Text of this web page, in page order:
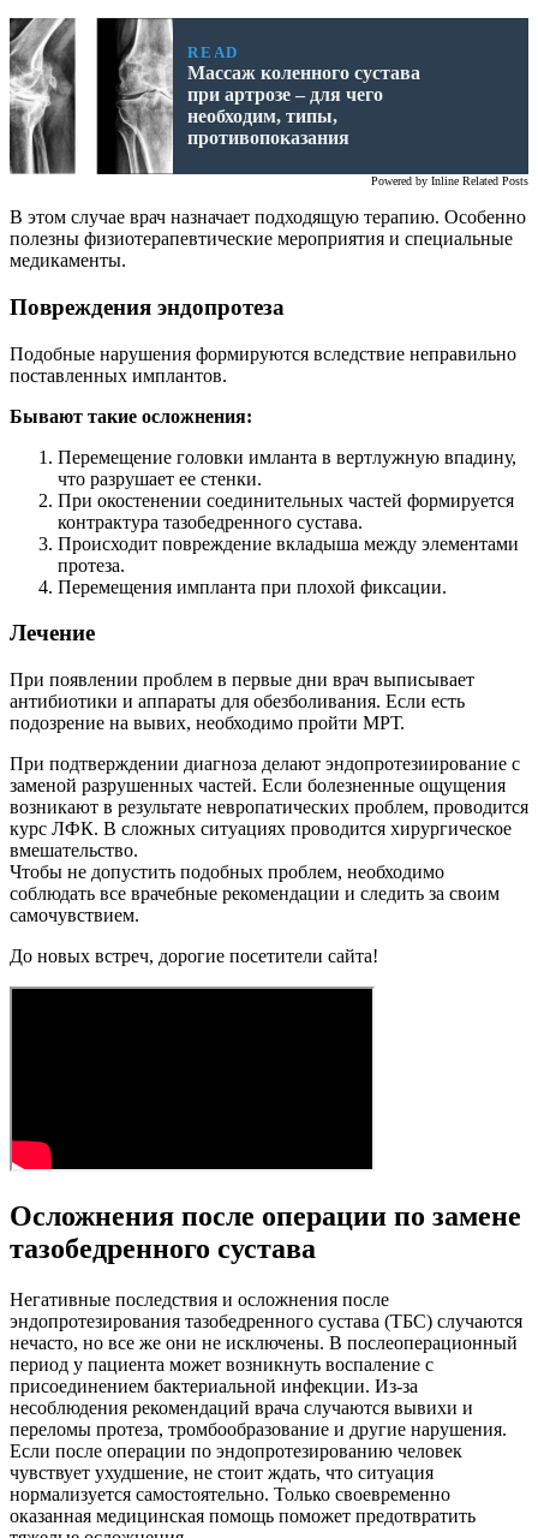
READ
Массаж коленного сустава
при артрозе – для чего
необходим, типы,
противопоказания
Powered by Inline Related Posts
В этом случае врач назначает подходящую терапию. Особенно
полезны физиотерапевтические мероприятия и специальные
медикаменты.
Повреждения эндопротеза
Подобные нарушения формируются вследствие неправильно
поставленных имплантов.
Бывают такие осложнения:
Перемещение головки имланта в вертлужную впадину,
что разрушает ее стенки.
При окостенении соединительных частей формируется
контрактура тазобедренного сустава.
Происходит повреждение вкладыша между элементами
протеза.
Перемещения импланта при плохой фиксации.
Лечение
При появлении проблем в первые дни врач выписывает
антибиотики и аппараты для обезболивания. Если есть
подозрение на вывих, необходимо пройти МРТ.
При подтверждении диагноза делают эндопротезиирование с
заменой разрушенных частей. Если болезненные ощущения
возникают в результате невропатических проблем, проводится
курс ЛФК. В сложных ситуациях проводится хирургическое
вмешательство.
Чтобы не допустить подобных проблем, необходимо
соблюдать все врачебные рекомендации и следить за своим
самочувствием.
До новых встреч, дорогие посетители сайта!
Осложнения после операции по замене
тазобедренного сустава
Негативные последствия и осложнения после
эндопротезирования тазобедренного сустава (ТБС) случаются
нечасто, но все же они не исключены. В послеоперационный
период у пациента может возникнуть воспаление с
присоединением бактериальной инфекции. Из-за
несоблюдения рекомендаций врача случаются вывихи и
переломы протеза, тромбообразование и другие нарушения.
Если после операции по эндопротезированию человек
чувствует ухудшение, не стоит ждать, что ситуация
нормализуется самостоятельно. Только своевременно
оказанная медицинская помощь поможет предотвратить